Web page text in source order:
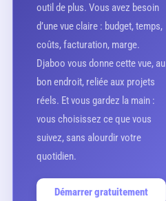
outil de plus. Vous avez besoin
d’une vue claire : budget, temps,
coûts, facturation, marge.
Djaboo vous donne cette vue, au
bon endroit, reliée aux projets
réels. Et vous gardez la main :
vous choisissez ce que vous
suivez, sans alourdir votre
quotidien.
Démarrer gratuitement